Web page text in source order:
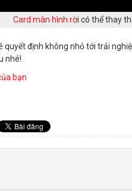
Card màn hình rời có thể thay
quyết định không nhỏ tới trải
nhé!
bạn